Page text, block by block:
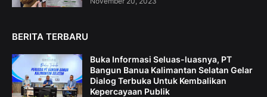
BERITA TERBARU
Buka Informasi Seluas-luasnya, PT
Bangun Banua Kalimantan Selatan Gelar
Dialog Terbuka Untuk Kembalikan
Kepercayaan Publik